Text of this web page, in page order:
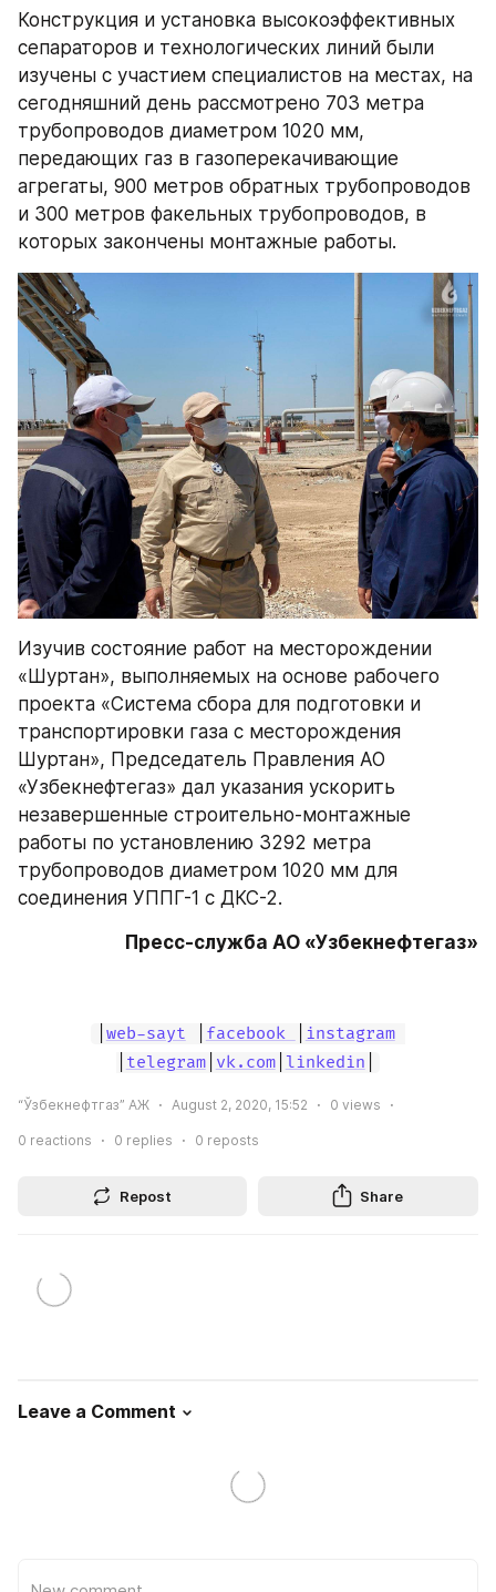
Конструкция и установка высокоэффективных
сепараторов и технологических линий были
изучены с участием специалистов на местах, на
сегодняшний день рассмотрено 703 метра
трубопроводов диаметром 1020 мм,
передающих газ в газоперекачивающие
агрегаты, 900 метров обратных трубопроводов
и 300 метров факельных трубопроводов, в
которых закончены монтажные работы.
Изучив состояние работ на месторождении
«Шуртан», выполняемых на основе рабочего
проекта «Система сбора для подготовки и
транспортировки газа с месторождения
Шуртан», Председатель Правления АО
«Узбекнефтегаз» дал указания ускорить
незавершенные строительно-монтажные
работы по установлению 3292 метра
трубопроводов диаметром 1020 мм для
соединения УППГ-1 с ДКС-2.
Пресс-служба АО «Узбекнефтегаз»
web-sayt facebook
instagram
telegram| vk.com| linkedin
“Ўзбекнефтгаз” АЖ August 2, 2020, 15:52 0 views
0 reactions 0 replies 0 reposts
Repost Share
Leave a Comment